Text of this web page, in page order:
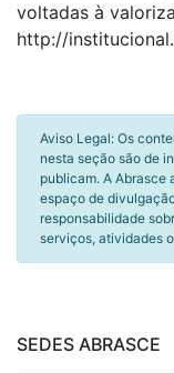
voltadas à
http://
Aviso Legal: Os
nesta seção são de
publicam. A
espaço de
responsabilidade
serviços, atividades
SEDES ABRASCE